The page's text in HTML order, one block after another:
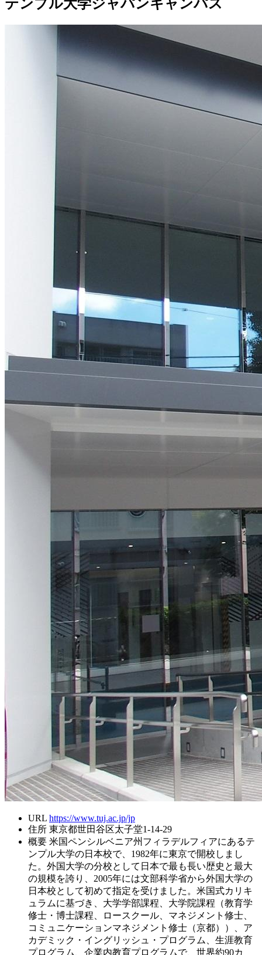
テンプル大学ジャパンキャンパス
URL https://www.tuj.ac.jp/jp
住所 東京都世田谷区太子堂1-14-29
概要 米国ペンシルベニア州フィラデルフィアにあるテ
ンプル大学の日本校で、1982年に東京で開校しまし
た。外国大学の分校として日本で最も長い歴史と最大
の規模を誇り、2005年には文部科学省から外国大学の
日本校として初めて指定を受けました。米国式カリキ
ュラムに基づき、大学学部課程、大学院課程（教育学
修士・博士課程、ロースクール、マネジメント修士、
コミュニケーションマネジメント修士（京都））、ア
カデミック・イングリッシュ・プログラム、生涯教育
プログラム、企業内教育プログラムで、世界約90カ